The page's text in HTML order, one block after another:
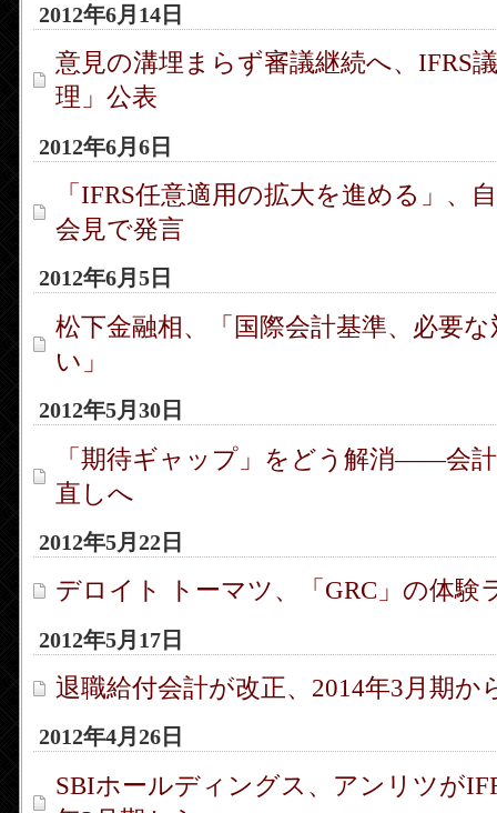
2012年6月14日
意見の溝埋まらず審議継続へ、IFRS
理」公表
2012年6月6日
「IFRS任意適用の拡大を進める」、
会見で発言
2012年6月5日
松下金融相、「国際会計基準、必要
い」
2012年5月30日
「期待ギャップ」をどう解消――会
直しへ
2012年5月22日
デロイト トーマツ、「GRC」の体験
2012年5月17日
退職給付会計が改正、2014年3月期か
2012年4月26日
SBIホールディングス、アンリツが